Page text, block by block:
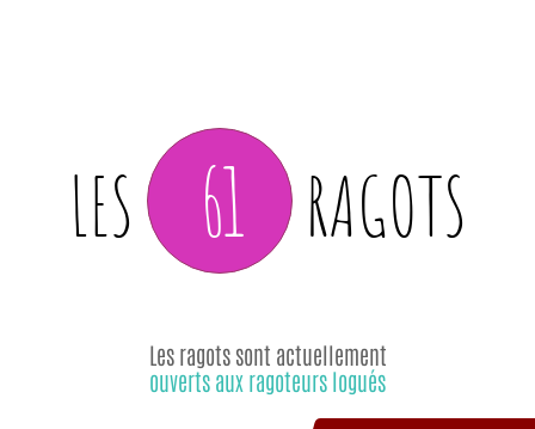
LES 61 RAGOTS
Les ragots sont actuellement
ouverts aux ragoteurs logués